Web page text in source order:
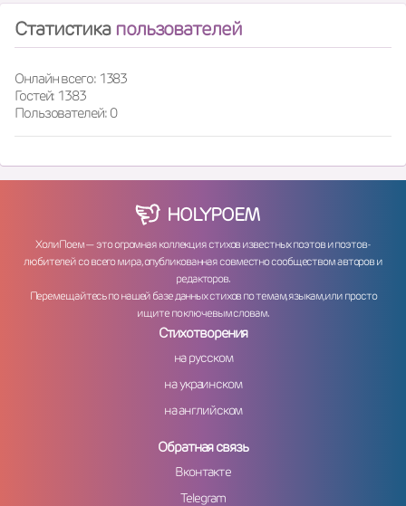
Статистика пользователей
Онлайн всего: 1383
Гостей: 1383
Пользователей: 0
HOLYPOEM
ХолиПоем — это огромная коллекция стихов известных поэтов и поэтов-
любителей со всего мира, опубликованная совместно сообществом авторов и
редакторов.
Перемещайтесь по нашей базе данных стихов по темам, языкам, или просто
ищите по ключевым словам.
Стихотворения
на русском
на украинском
на английском
Обратная связь
Вконтакте
Telegram